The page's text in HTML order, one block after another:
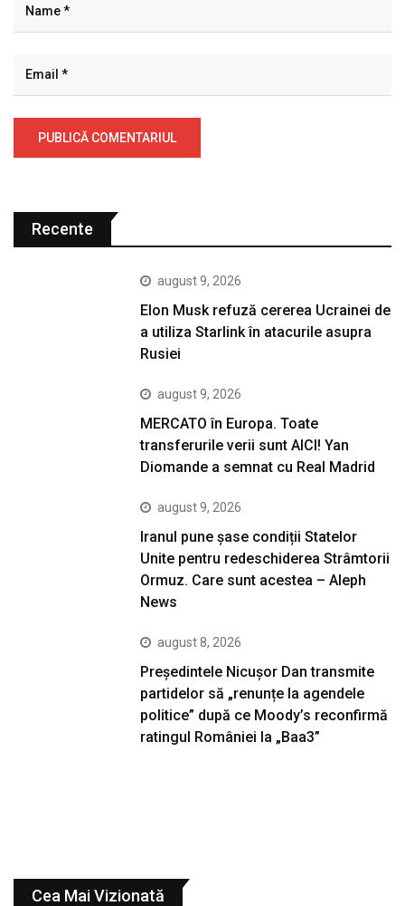
Recente
august 9, 2026
Elon Musk refuză cererea Ucrainei de
a utiliza Starlink în atacurile asupra
Rusiei
august 9, 2026
MERCATO în Europa. Toate
transferurile verii sunt AICI! Yan
Diomande a semnat cu Real Madrid
august 9, 2026
Iranul pune șase condiții Statelor
Unite pentru redeschiderea Strâmtorii
Ormuz. Care sunt acestea – Aleph
News
august 8, 2026
Președintele Nicușor Dan transmite
partidelor să „renunțe la agendele
politice” după ce Moody’s reconfirmă
ratingul României la „Baa3”
Cea Mai Vizionată